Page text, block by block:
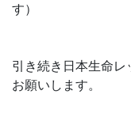
す）
引き続き日本生命レ
お願いします。